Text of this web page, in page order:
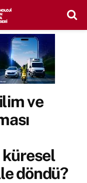
ve
küresel
döndü?